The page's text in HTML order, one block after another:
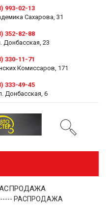
993-02-13
Сахарова, 31
352-82-88
Донбасская, 23
330-11-71
Комиссаров, 171
333-49-45
Донбасская, 6
РАСПРОДАЖА